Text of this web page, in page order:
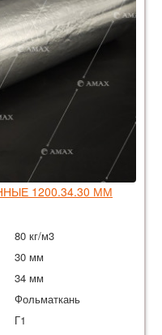
1200.34.30 ММ
80 кг/м3
30 мм
34 мм
Фольматкань
Г1